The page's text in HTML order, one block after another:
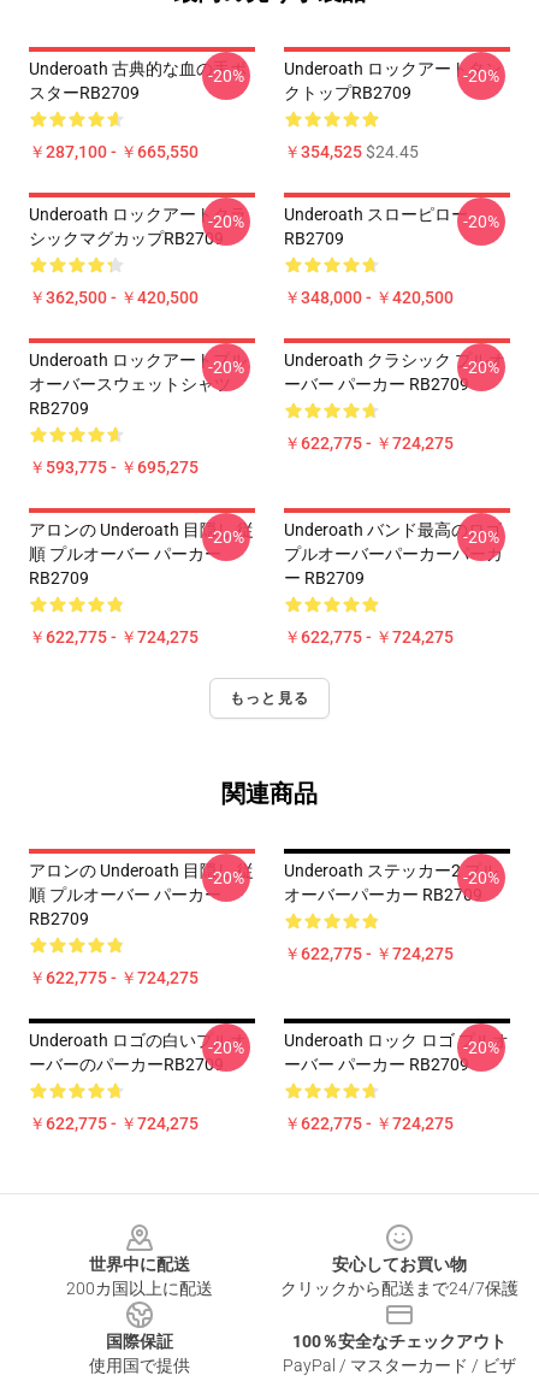
Underoath 古典的な血の手ポ
スターRB2709
￥287,100 - ￥665,550
-20%
Underoath ロックアートタン
クトップRB2709
￥354,525$24.45
-20%
Underoath ロックアートクラ
シックマグカップRB2709
￥362,500 - ￥420,500
-20%
Underoath スローピロー
RB2709
￥348,000 - ￥420,500
-20%
Underoath ロックアートプル
オーバースウェットシャツ
RB2709
￥593,775 - ￥695,275
-20%
Underoath クラシック プルオ
ーバー パーカー RB2709
￥622,775 - ￥724,275
-20%
アロンの Underoath 目隠し 従
順 プルオーバー パーカー
RB2709
￥622,775 - ￥724,275
-20%
Underoath バンド最高のロゴ
プルオーバーパーカーパーカ
ー RB2709
￥622,775 - ￥724,275
-20%
もっと見る
関連商品
アロンの Underoath 目隠し 従
順 プルオーバー パーカー
RB2709
￥622,775 - ￥724,275
-20%
Underoath ステッカー2 プル
オーバーパーカー RB2709
￥622,775 - ￥724,275
-20%
Underoath ロゴの白いプルオ
ーバーのパーカーRB2709
￥622,775 - ￥724,275
-20%
Underoath ロック ロゴ プルオ
ーバー パーカー RB2709
￥622,775 - ￥724,275
-20%
世界中に配送
200カ国以上に配送
安心してお買い物
クリックから配送まで24/7保護
国際保証
使用国で提供
100％安全なチェックアウト
PayPal / マスターカード / ビザ